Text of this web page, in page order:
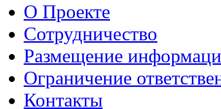
О Проекте
Сотрудничество
Размещение
Ограничение
Контакты